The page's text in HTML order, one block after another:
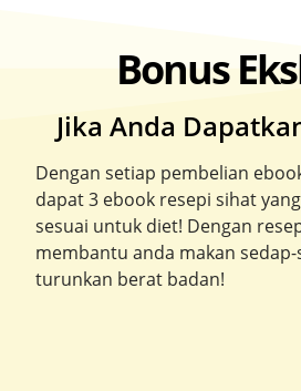
Bonus
Jika Anda
Dengan setiap pembelian
dapat 3 ebook resepi sihat
sesuai untuk diet! Dengan
membantu anda makan
turunkan berat badan!